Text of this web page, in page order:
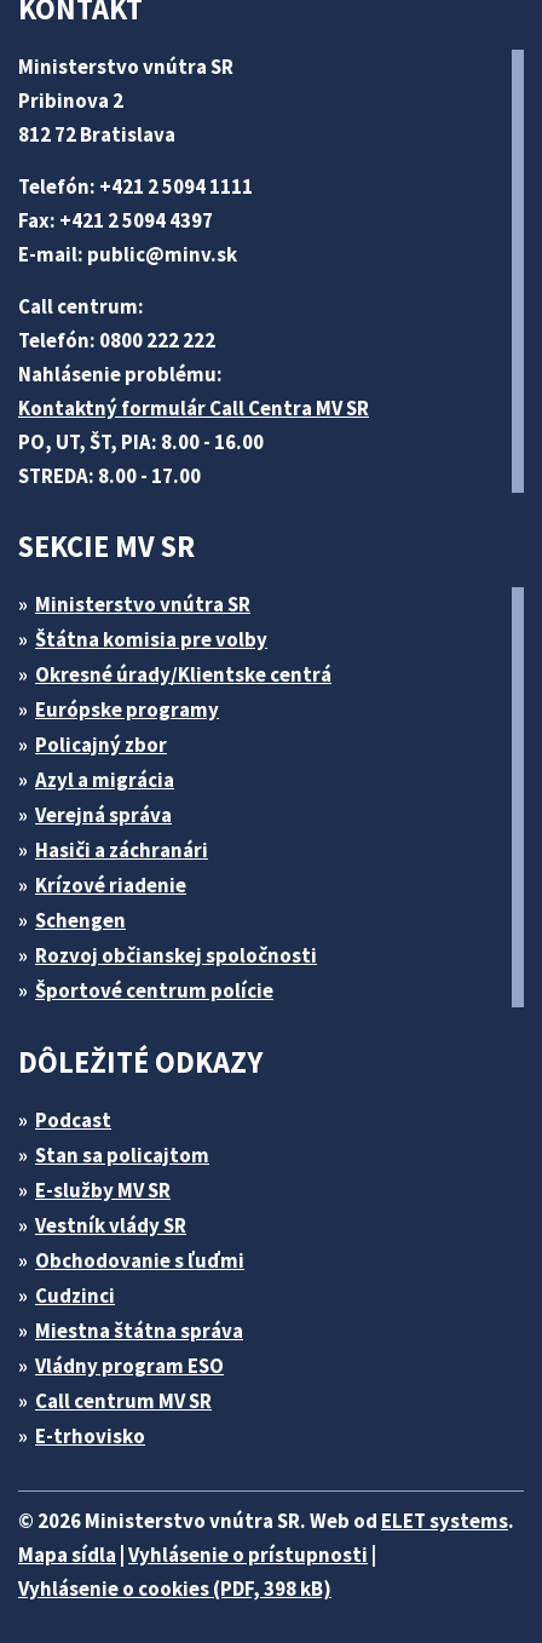
KONTAKT
Ministerstvo vnútra SR
Pribinova 2
812 72 Bratislava
Telefón: +421 2 5094 1111
Fax: +421 2 5094 4397
E-mail: public@minv.sk
Call centrum:
Telefón: 0800 222 222
Nahlásenie problému:
Kontaktný formulár Call Centra MV SR
PO, UT, ŠT, PIA: 8.00 - 16.00
STREDA: 8.00 - 17.00
SEKCIE MV SR
Ministerstvo vnútra SR
Štátna komisia pre volby
Okresné úrady/Klientske centrá
Európske programy
Policajný zbor
Azyl a migrácia
Verejná správa
Hasiči a záchranári
Krízové riadenie
Schengen
Rozvoj občianskej spoločnosti
Športové centrum polície
DÔLEŽITÉ ODKAZY
Podcast
Stan sa policajtom
E-služby MV SR
Vestník vlády SR
Obchodovanie s ľuďmi
Cudzinci
Miestna štátna správa
Vládny program ESO
Call centrum MV SR
E-trhovisko
© 2026 Ministerstvo vnútra SR. Web od ELET systems.
Mapa sídla Vyhlásenie o prístupnosti
Vyhlásenie o cookies (PDF, 398 kB)